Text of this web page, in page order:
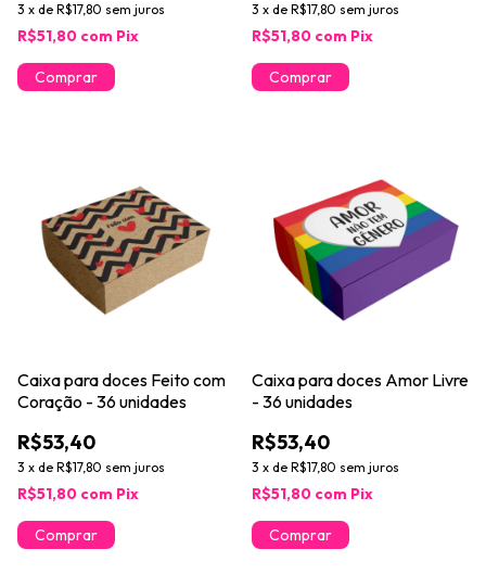
3 x de R$17,80 sem juros
R$51,80 com Pix
3 x de R$17,80 sem juros
R$51,80 com Pix
Caixa para doces Feito com
Coração - 36 unidades
R$53,40
3 x de R$17,80 sem juros
R$51,80 com Pix
Caixa para doces Amor Livre
- 36 unidades
R$53,40
3 x de R$17,80 sem juros
R$51,80 com Pix